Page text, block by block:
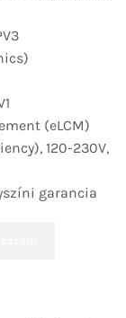
(eLCM)
120-230V,
garancia